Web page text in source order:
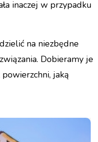
inaczej w przypadku
na niezbędne
Dobieramy je
jaką